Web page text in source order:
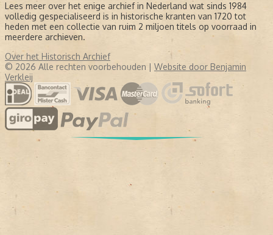
Lees meer over het enige archief in Nederland wat sinds 1984
volledig gespecialiseerd is in historische kranten van 1720 tot
heden met een collectie van ruim 2 miljoen titels op voorraad in
meerdere archieven.
Over het Historisch Archief
© 2026 Alle rechten voorbehouden | Website door Benjamin
Verkleij